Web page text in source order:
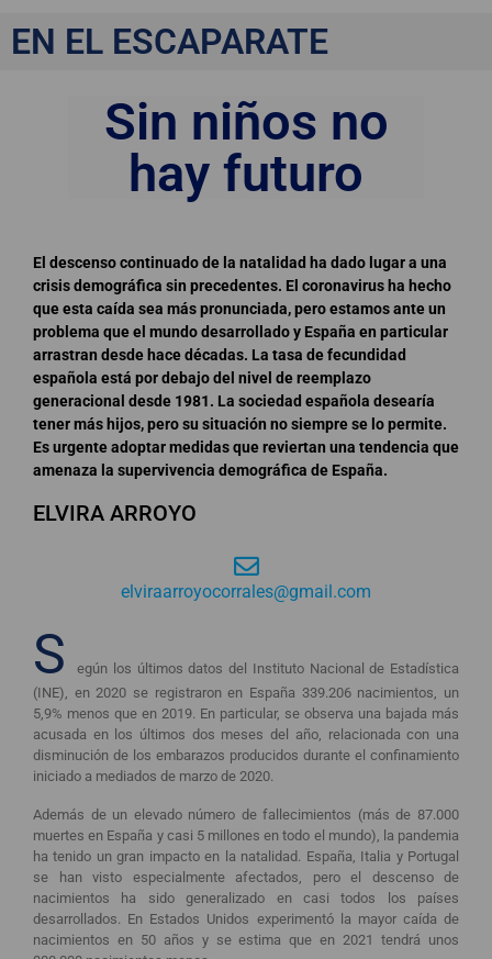
Sin niños no hay futuro
EN EL ESCAPARATE
Sin niños no
hay futuro
El descenso continuado de la natalidad ha dado lugar a una
crisis demográfica sin precedentes. El coronavirus ha hecho
que esta caída sea más pronunciada, pero estamos ante un
problema que el mundo desarrollado y España en particular
arrastran desde hace décadas. La tasa de fecundidad
española está por debajo del nivel de reemplazo
generacional desde 1981. La sociedad española desearía
tener más hijos, pero su situación no siempre se lo permite.
Es urgente adoptar medidas que reviertan una tendencia que
amenaza la supervivencia demográfica de España.
ELVIRA ARROYO
elviraarroyocorrales@gmail.com
S
egún los últimos datos del Instituto Nacional de Estadística
(INE), en 2020 se registraron en España 339.206 nacimientos, un
5,9% menos que en 2019. En particular, se observa una bajada más
acusada en los últimos dos meses del año, relacionada con una
disminución de los embarazos producidos durante el confinamiento
iniciado a mediados de marzo de 2020.
Además de un elevado número de fallecimientos (más de 87.000
muertes en España y casi 5 millones en todo el mundo), la pandemia
ha tenido un gran impacto en la natalidad. España, Italia y Portugal
se han visto especialmente afectados, pero el descenso de
nacimientos ha sido generalizado en casi todos los países
desarrollados. En Estados Unidos experimentó la mayor caída de
nacimientos en 50 años y se estima que en 2021 tendrá unos